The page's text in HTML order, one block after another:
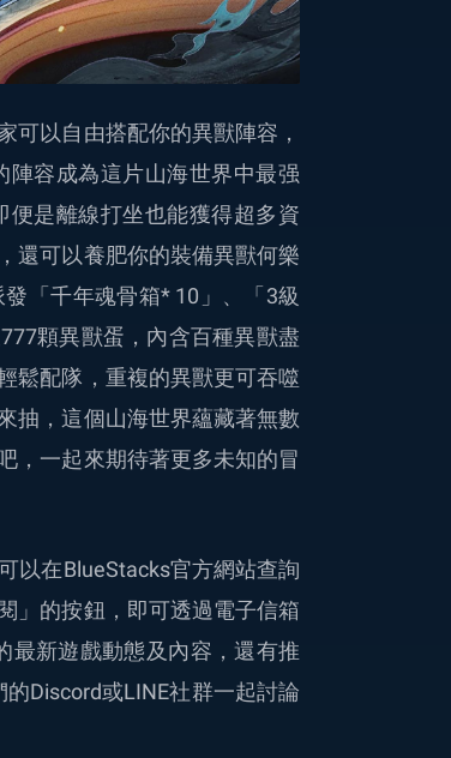
可以自由搭配你的異獸陣容，
容成為這片山海世界中最强
是離線打坐也能獲得超多資
還可以養肥你的裝備異獸何樂
「千年魂骨箱* 10」、「3級
顆異獸蛋，內含百種異獸盡
鬆配隊，重複的異獸更可吞噬
抽，這個山海世界蘊藏著無數
，一起來期待著更多未知的冒
以在BlueStacks官方網站查詢
」的按鈕，即可透過電子信箱
最新遊戲動態及內容，還有推
Discord或LINE社群一起討論